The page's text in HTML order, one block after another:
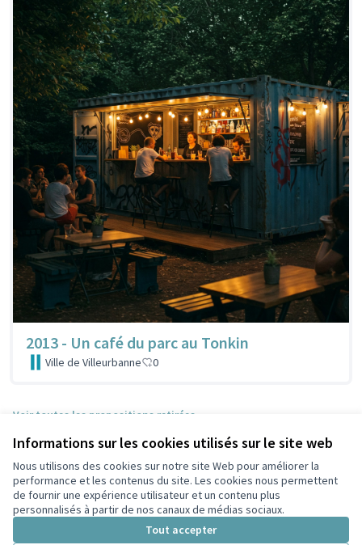
Informations sur les cookies utilisés sur le site web
Nous utilisons des cookies sur notre site Web pour améliorer la
performance et les contenus du site. Les cookies nous permettent
de fournir une expérience utilisateur et un contenu plus
personnalisés à partir de nos canaux de médias sociaux.
Tout accepter
2013 - Un café du parc au Tonkin
Ville de Villeurbanne 0
Voir toutes les propositions retirées
Conditions d'utilisation
Paramètres des cookies
Participez Villeurbanne sur X
(Lien externe)
Participez Villeurbanne sur Facebook
Participez Villeurbanne sur Instagram
Participez Villeurbanne sur YouTube
(Lien externe)